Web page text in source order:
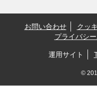
お問い合わせ クッ
プライバシ
運用サイト
©